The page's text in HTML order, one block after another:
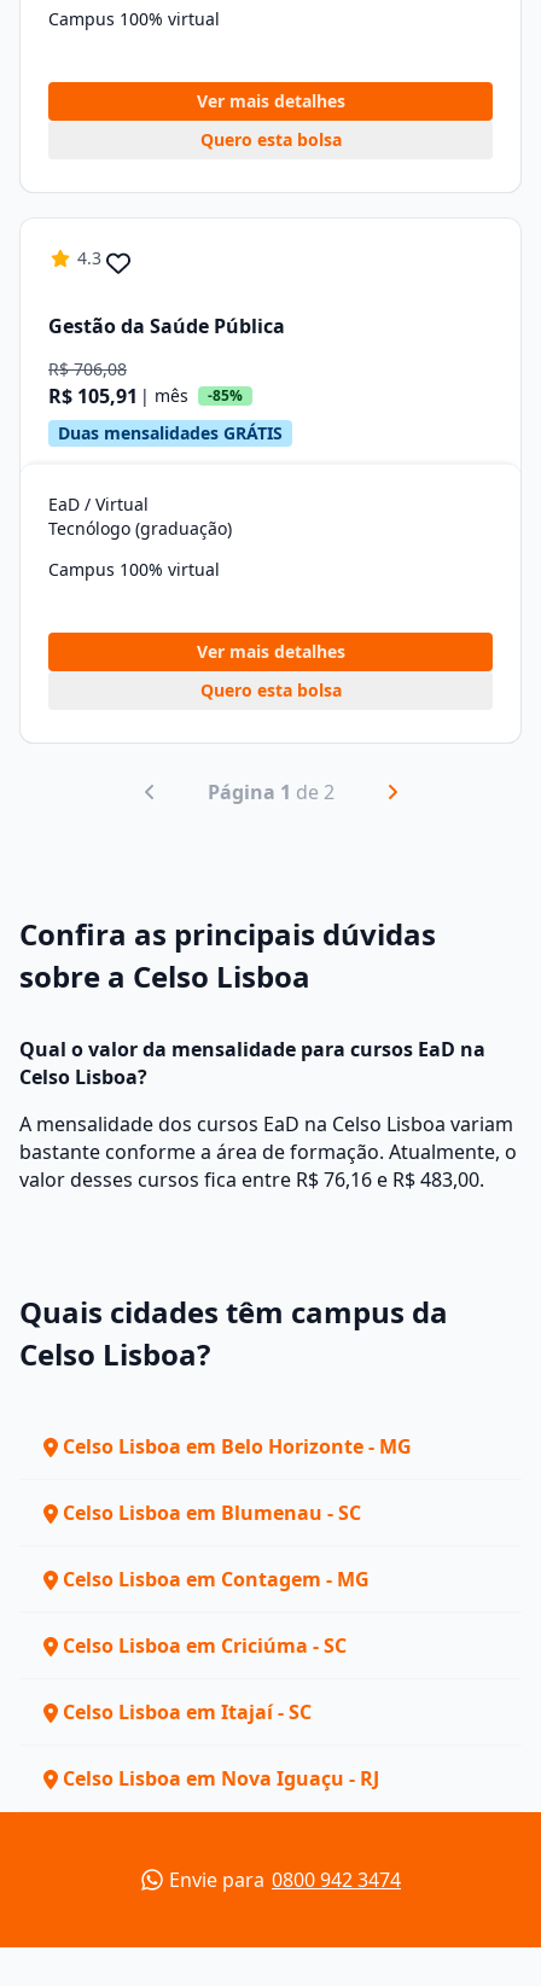
Campus 100% virtual
Ver mais detalhes
Quero esta bolsa
4.3
Gestão da Saúde Pública
R$ 706,08
R$ 105,91 | mês -85%
Duas mensalidades GRÁTIS
EaD / Virtual
Tecnólogo (graduação)
Campus 100% virtual
Ver mais detalhes
Quero esta bolsa
Página 1 de 2
Confira as principais dúvidas
sobre a Celso Lisboa
Qual o valor da mensalidade para cursos EaD na
Celso Lisboa?
A mensalidade dos cursos EaD na Celso Lisboa variam
bastante conforme a área de formação. Atualmente, o
valor desses cursos fica entre R$ 76,16 e R$ 483,00.
Quais cidades têm campus da
Celso Lisboa?
Celso Lisboa em Belo Horizonte - MG
Celso Lisboa em Blumenau - SC
Celso Lisboa em Contagem - MG
Celso Lisboa em Criciúma - SC
Celso Lisboa em Itajaí - SC
Celso Lisboa em Nova Iguaçu - RJ
Envie para 0800 942 3474